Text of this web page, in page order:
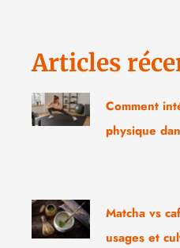
Articles
Comment
physique
Matcha vs
usages et